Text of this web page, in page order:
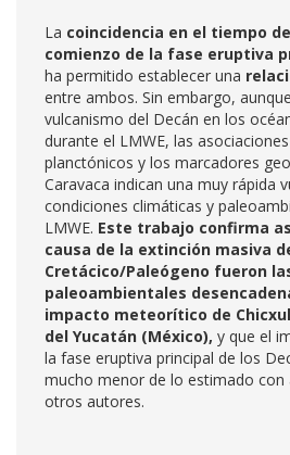
La coincidencia en el tiempo
comienzo de la fase eruptiva
ha permitido establecer una
entre ambos. Sin embargo,
vulcanismo del Decán en los
durante el LMWE, las
planctónicos y los marcadores
Caravaca indican una muy rápida
condiciones climáticas y
LMWE. Este trabajo confirma
causa de la extinción masiva
Cretácico/Paleógeno fueron
paleoambientales
impacto meteorítico de
del Yucatán (México), y que el
la fase eruptiva principal de los
mucho menor de lo estimado con
otros autores.